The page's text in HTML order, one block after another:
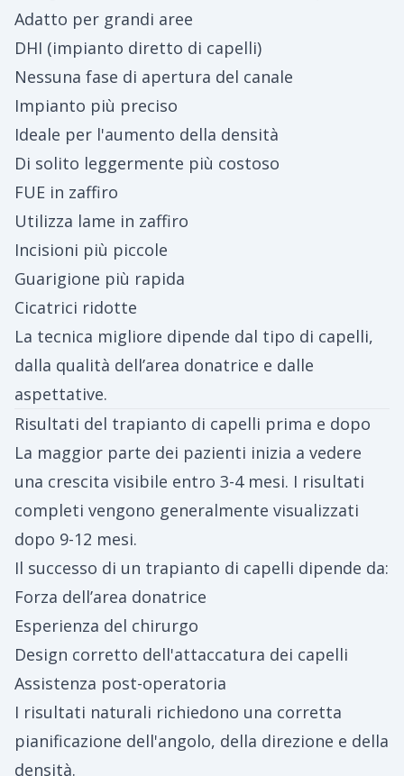
Adatto per grandi aree
DHI (impianto diretto di capelli)
Nessuna fase di apertura del canale
Impianto più preciso
Ideale per l'aumento della densità
Di solito leggermente più costoso
FUE in zaffiro
Utilizza lame in zaffiro
Incisioni più piccole
Guarigione più rapida
Cicatrici ridotte
La tecnica migliore dipende dal tipo di capelli,
dalla qualità dell’area donatrice e dalle
aspettative.
Risultati del trapianto di capelli prima e dopo
La maggior parte dei pazienti inizia a vedere
una crescita visibile entro 3-4 mesi. I risultati
completi vengono generalmente visualizzati
dopo 9-12 mesi.
Il successo di un trapianto di capelli dipende da:
Forza dell’area donatrice
Esperienza del chirurgo
Design corretto dell'attaccatura dei capelli
Assistenza post-operatoria
I risultati naturali richiedono una corretta
pianificazione dell'angolo, della direzione e della
densità.